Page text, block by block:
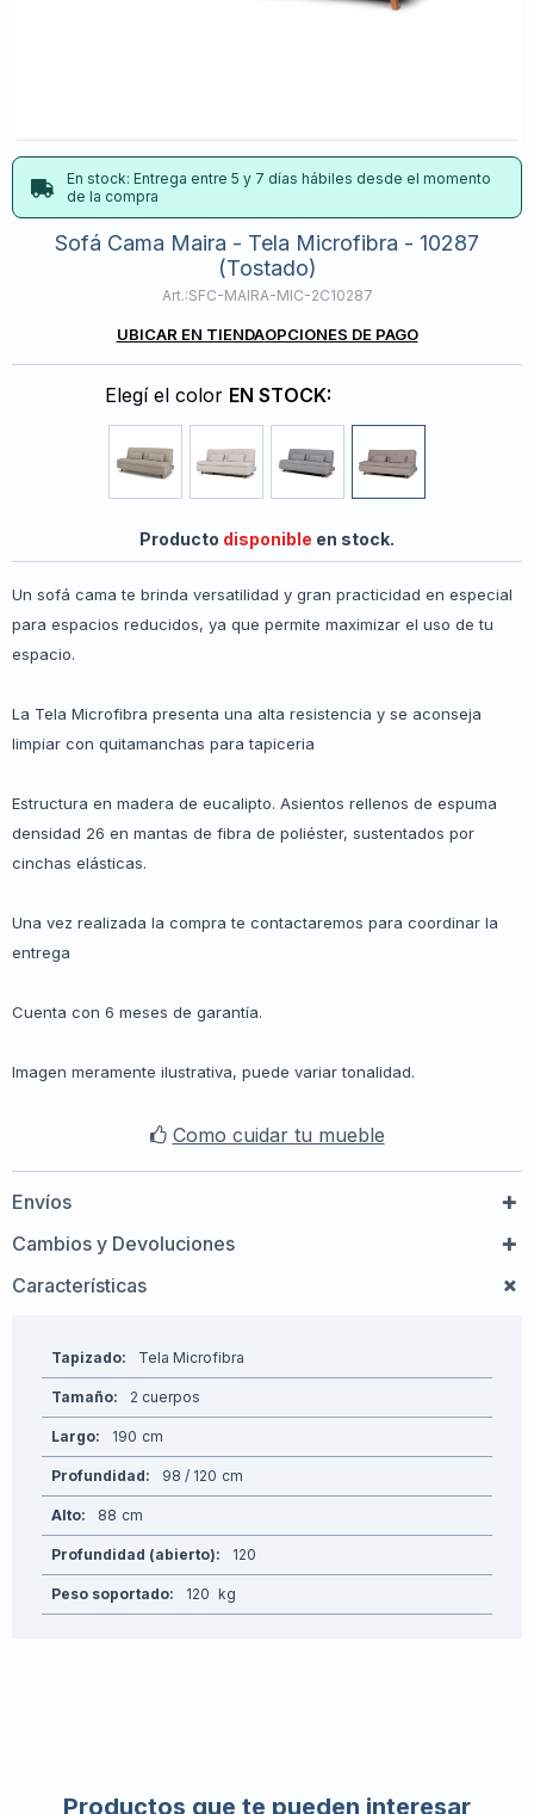
En stock: Entrega entre 5 y 7 días hábiles desde el momento
de la compra
Sofá Cama Maira - Tela Microfibra - 10287
(Tostado)
SFC-MAIRA-MIC-2C10287
UBICAR EN TIENDAOPCIONES DE PAGO
Elegí el color EN STOCK:
Producto disponible en stock.
Un sofá cama te brinda versatilidad y gran practicidad en especial
para espacios reducidos, ya que permite maximizar el uso de tu
espacio.
La Tela Microfibra presenta una alta resistencia y se aconseja
limpiar con quitamanchas para tapiceria
Estructura en madera de eucalipto. Asientos rellenos de espuma
densidad 26 en mantas de fibra de poliéster, sustentados por
cinchas elásticas.
Una vez realizada la compra te contactaremos para coordinar la
entrega
Cuenta con 6 meses de garantía.
Imagen meramente ilustrativa, puede variar tonalidad.
Como cuidar tu mueble
Envíos
Cambios y Devoluciones
Características
Tapizado Tela Microfibra
Tamaño 2 cuerpos
Largo 190
Profundidad 98 / 120
Alto 88
Profundidad (abierto) 120
Peso soportado 120
Productos que te pueden interesar